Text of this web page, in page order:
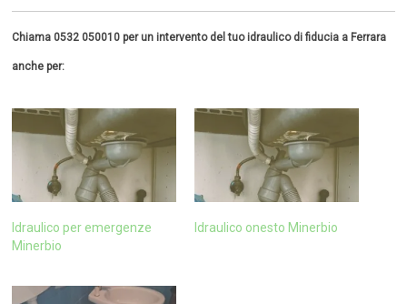
Chiama 0532 050010 per un intervento del tuo idraulico di fiducia a Ferrara
anche per:
Idraulico per emergenze
Minerbio
Idraulico onesto Minerbio